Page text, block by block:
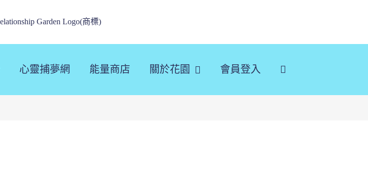
心靈捕夢網 能量商店 關於花園 會員登入